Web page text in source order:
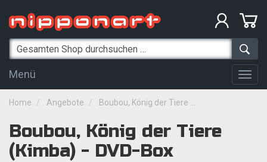
Menü
Home Angebote Boubou, König der Tiere ...
Boubou, König der Tiere
(Kimba) - DVD-Box